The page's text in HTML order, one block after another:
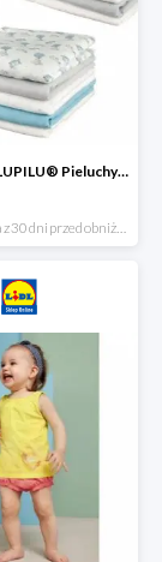
Hit cenowy - LUPILU® Pieluchy tetrowe 80x80 cm, z biobawełny, 5 sztuk
*najniższa cena z 30 dni przed obniżką